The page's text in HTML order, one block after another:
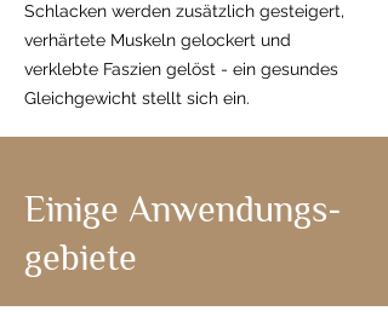
Schlacken werden zusätzlich gesteigert,
verhärtete Muskeln gelockert und
verklebte Faszien gelöst - ein gesundes
Gleichgewicht stellt sich ein.
Einige Anwendungs-
gebiete